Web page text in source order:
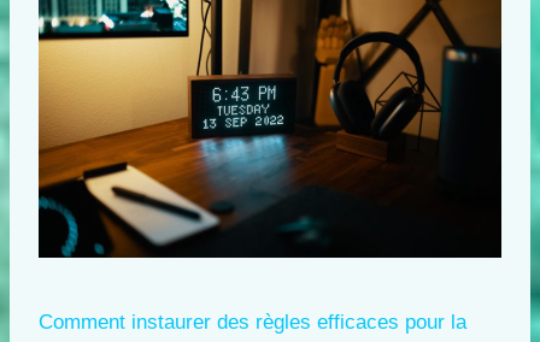
Comment instaurer des règles efficaces pour la